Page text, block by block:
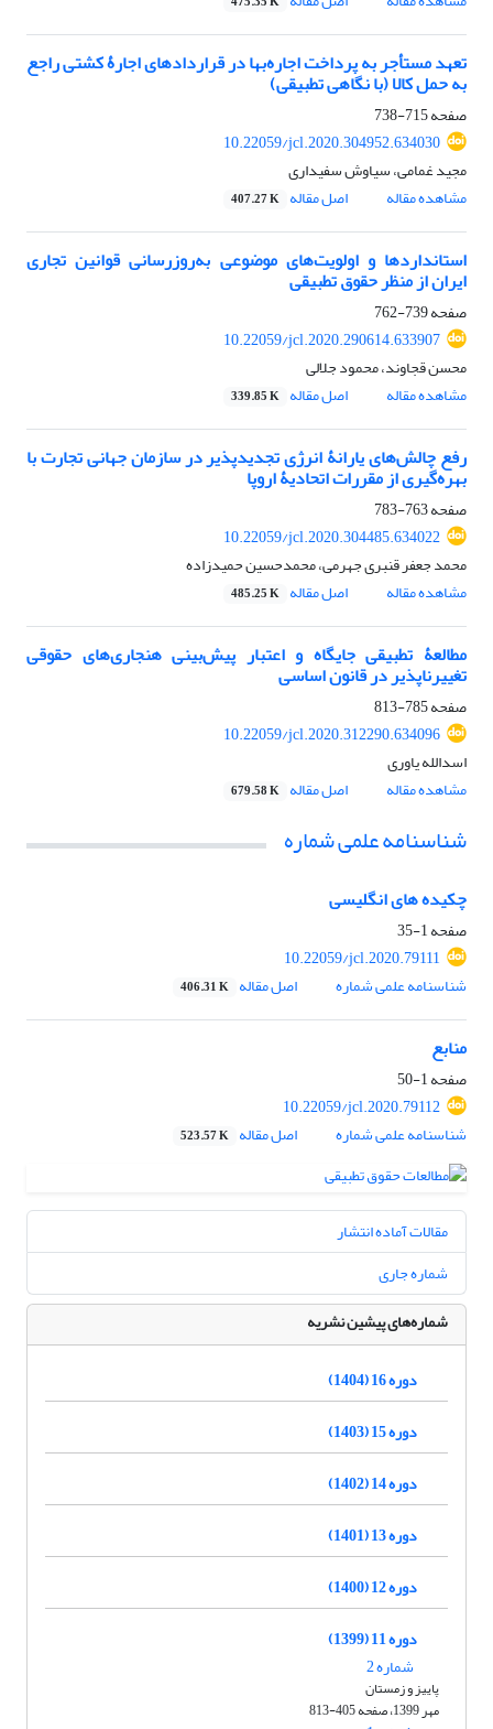
تعهد مستأجر به پرداخت اجاره‌بها در قراردادهای اجارۀ کشتی راجع
به حمل کالا (با نگاهی تطبیقی)
صفحه715-738
10.22059/jcl.2020.304952.634030
مجید غمامی، سیاوش سفیداری
مشاهده مقاله
اصل مقاله 407.27 K
استانداردها و اولویت‌های موضوعی به‌روز‌رسانی قوانین تجاری
ایران از منظر حقوق تطبیقی
صفحه739-762
10.22059/jcl.2020.290614.633907
محسن قجاوند، محمود جلالی
مشاهده مقاله
اصل مقاله 339.85 K
رفع چالش‌های یارانۀ انرژی تجدیدپذیر در سازمان جهانی تجارت با
بهره‌گیری از مقررات اتحادیۀ اروپا
صفحه763-783
10.22059/jcl.2020.304485.634022
محمد جعفر قنبری جهرمی، محمدحسین حمیدزاده
مشاهده مقاله
اصل مقاله 485.25 K
مطالعۀ تطبیقی جایگاه و اعتبار پیش‌بینی هنجاری‌های حقوقی
تغییرناپذیر در قانون اساسی
صفحه785-813
10.22059/jcl.2020.312290.634096
اسدالله یاوری
مشاهده مقاله
اصل مقاله 679.58 K
شناسنامه علمی شماره
چکیده های انگلیسی
صفحه1-35
10.22059/jcl.2020.79111
شناسنامه علمی شماره
اصل مقاله 406.31 K
منابع
صفحه1-50
10.22059/jcl.2020.79112
شناسنامه علمی شماره
اصل مقاله 523.57 K
مقالات آماده انتشار
شماره جاری
شماره‌های پیشین نشریه
دوره 16 (1404)
دوره 15 (1403)
دوره 14 (1402)
دوره 13 (1401)
دوره 12 (1400)
دوره 11 (1399)
شماره 2
پاییز و زمستان
مهر 1399، صفحه 405-813